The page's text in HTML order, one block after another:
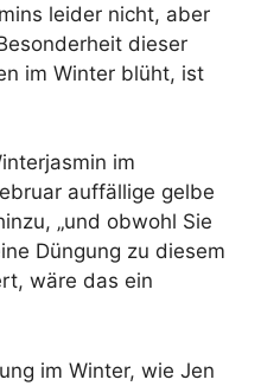
leider nicht, aber
dieser
im Winter blüht, ist
im
auffällige gelbe
„und obwohl Sie
Düngung zu diesem
wäre das ein
im Winter, wie Jen